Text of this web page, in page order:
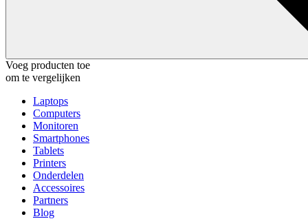
Voeg producten toe
om te vergelijken
Laptops
Computers
Monitoren
Smartphones
Tablets
Printers
Onderdelen
Accessoires
Partners
Blog